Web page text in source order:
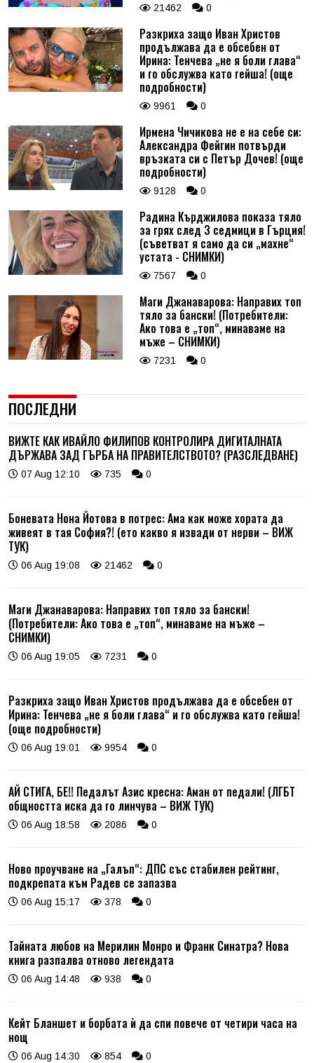
21462 0
Разкриха защо Иван Христов
продължава да е обсебен от
Ирина: Тенчева „не я боли глава“
и го обслужва като гейша! (още
подробности)
9961 0
Ирмена Чичикова не е на себе си:
Александра Фейгин потвърди
връзката си с Петър Дочев! (още
подробности)
9128 0
Радина Кърджилова показа тяло
за грях след 3 седмици в Гърция!
(съветват я само да си „махне“
устата - СНИМКИ)
7567 0
Маги Джанаварова: Направих топ
тяло за бански! (Потребители:
Ако това е „топ“, минаваме на
мъже – СНИМКИ)
7231 0
ПОСЛЕДНИ
ВИЖТЕ КАК ИВАЙЛО ФИЛИПОВ КОНТРОЛИРА ДИГИТАЛНАТА
ДЪРЖАВА ЗАД ГЪРБА НА ПРАВИТЕЛСТВОТО? (РАЗСЛЕДВАНЕ)
07 Aug 12:10 735 0
Боневата Нона Йотова в потрес: Ама как може хората да
живеят в тая София?! (ето какво я извади от нерви – ВИЖ
ТУК)
06 Aug 19:08 21462 0
Маги Джанаварова: Направих топ тяло за бански!
(Потребители: Ако това е „топ“, минаваме на мъже –
СНИМКИ)
06 Aug 19:05 7231 0
Разкриха защо Иван Христов продължава да е обсебен от
Ирина: Тенчева „не я боли глава“ и го обслужва като гейша!
(още подробности)
06 Aug 19:01 9954 0
АЙ СТИГА, БЕ!! Педалът Азис кресна: Аман от педали! (ЛГБТ
общността иска да го линчува – ВИЖ ТУК)
06 Aug 18:58 2086 0
Ново проучване на „Галъп“: ДПС със стабилен рейтинг,
подкрепата към Радев се запазва
06 Aug 15:17 378 0
Тайната любов на Мерилин Монро и Франк Синатра? Нова
книга разпалва отново легендата
06 Aug 14:48 938 0
Кейт Бланшет и борбата ѝ да спи повече от четири часа на
нощ
06 Aug 14:30 854 0